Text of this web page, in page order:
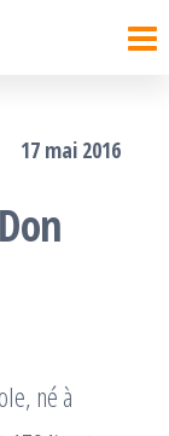
17 mai 2016
né à